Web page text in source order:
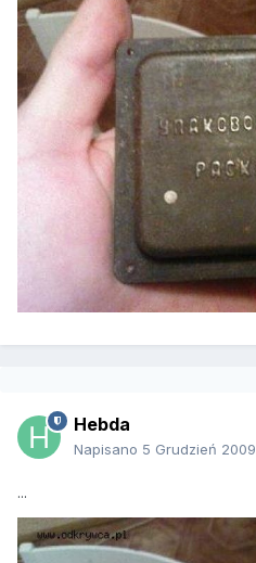
Hebda
Napisano 5 Grudzień 2009
...